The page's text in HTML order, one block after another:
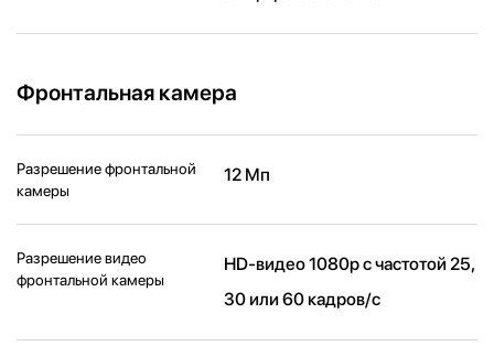
Фронтальная камера
Разрешение фронтальной
камеры
12 Мп
Разрешение видео
фронтальной камеры
HD-видео 1080p с частотой 25,
30 или 60 кадров/ с